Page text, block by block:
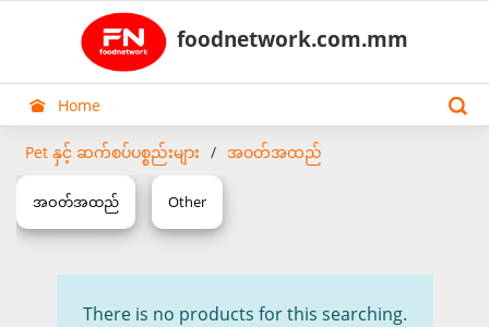
foodnetwork.com.mm
Home
Pet နှင့် ဆက်စပ်ပစ္စည်းများ အဝတ်အထည်
အဝတ်အထည် Other
There is no products for this searching.